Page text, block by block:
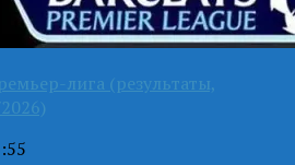
лига (результаты,